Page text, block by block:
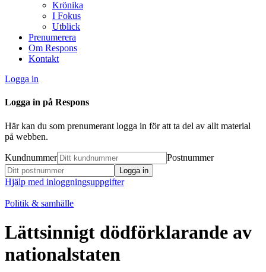
Krönika
I Fokus
Utblick
Prenumerera
Om Respons
Kontakt
Logga in
Logga in på Respons
Här kan du som prenumerant logga in för att ta del av allt material
på webben.
Kundnummer Postnummer
Hjälp med inloggningsuppgifter
Politik & samhälle
Lättsinnigt dödförklarande av
nationalstaten